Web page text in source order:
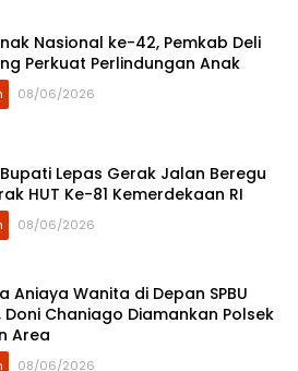
Nasional ke-42, Pemkab Deli
Perkuat Perlindungan Anak
08/06/2026
Lepas Gerak Jalan Beregu
HUT Ke-81 Kemerdekaan RI
08/06/2026
Aniaya Wanita di Depan SPBU
Doni Chaniago Diamankan Polsek
Area
08/06/2026